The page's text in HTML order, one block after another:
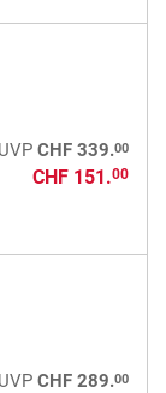
UVP CHF 339.00
CHF 151.00
UVP CHF 289.00